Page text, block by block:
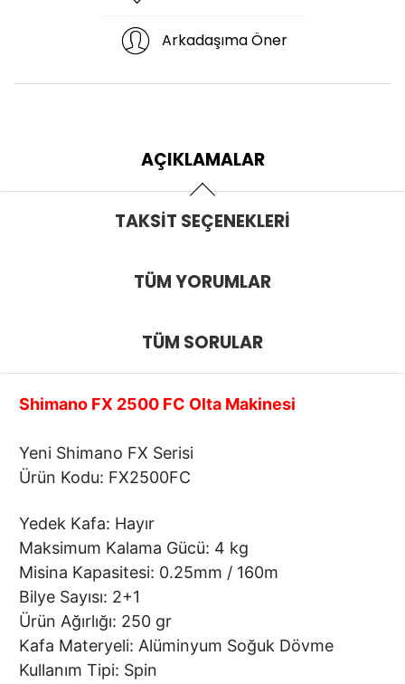
Arkadaşıma Öner
AÇIKLAMALAR
TAKSIT SEÇENEKLERI
TÜM YORUMLAR
TÜM SORULAR
Shimano FX 2500 FC Olta Makinesi
Yeni Shimano FX Serisi
Ürün Kodu: FX2500FC
Yedek Kafa: Hayır
Maksimum Kalama Gücü: 4 kg
Misina Kapasitesi: 0.25mm / 160m
Bilye Sayısı: 2+1
Ürün Ağırlığı: 250 gr
Kafa Materyeli: Alüminyum Soğuk Dövme
Kullanım Tipi: Spin